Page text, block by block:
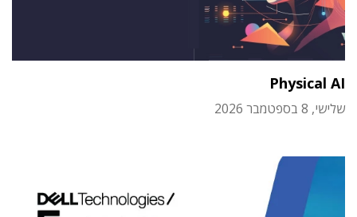
Physical AI
שלישי, 8 בספטמבר 2026